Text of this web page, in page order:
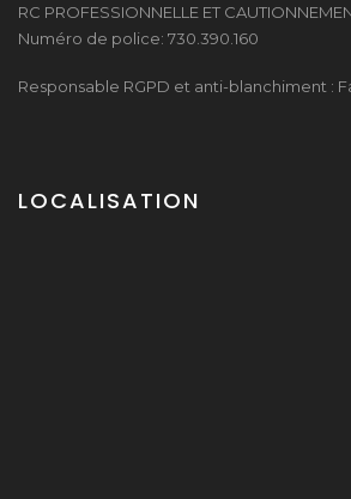
RC PROFESSIONNELLE ET
Numéro de police: 730.390.160
Responsable RGPD et anti-blanchiment :
LOCALISATION